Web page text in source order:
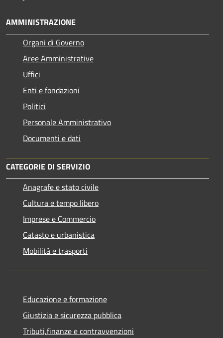
AMMINISTRAZIONE
Organi di Governo
Aree Amministrative
Uffici
Enti e fondazioni
Politici
Personale Amministrativo
Documenti e dati
CATEGORIE DI SERVIZIO
Anagrafe e stato civile
Cultura e tempo libero
Imprese e Commercio
Catasto e urbanistica
Mobilità e trasporti
Educazione e formazione
Giustizia e sicurezza pubblica
Tributi,finanze e contravvenzioni